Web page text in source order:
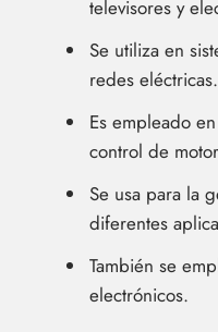
televisores y
Se utiliza en
redes eléctricas.
Es empleado
control de
Se usa para la
diferentes
También se
electrónicos.